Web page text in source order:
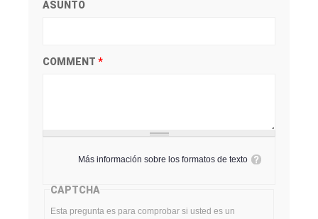
ASUNTO
COMMENT *
Más información sobre los formatos de texto
CAPTCHA
Esta pregunta es para comprobar si usted es un